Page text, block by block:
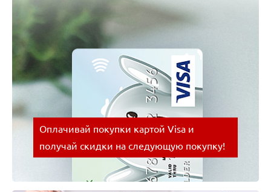
Оплачивай покупки картой Visa и
получай скидки на следующую покупку!
Оплачивай покупки картой Visa и получай скидки
на следующую покупку!